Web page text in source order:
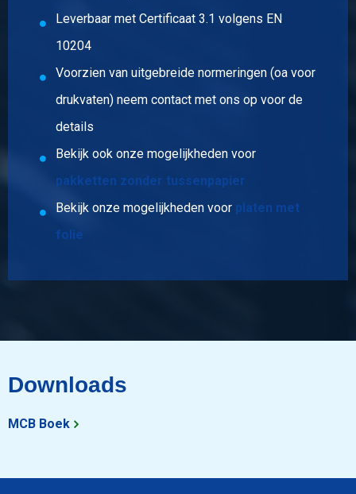
Stuks gewicht in kg
Bruto prijs
Selecteer
Artikelnummer
2500-0010-2108
Omschrijving
Rvs plaat 304/304L kgw finish 2B 2000x1000x0,8
Stuks gewicht in kg
Omschrijving
Leverbaar met Certificaat 3.1 volgens EN
10204
Voorzien van uitgebreide normeringen (oa voor
drukvaten) neem contact met ons op voor de
details
Bekijk ook onze mogelijkheden voor
pakketten zonder tussenpapier
Bekijk onze mogelijkheden voor platen met
folie
Downloads
MCB Boek